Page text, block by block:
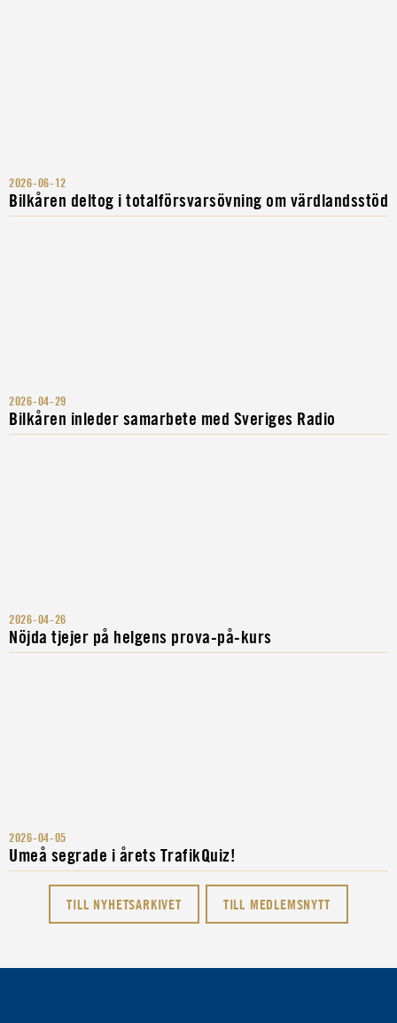
2026-06-12
Bilkåren deltog i totalförsvarsövning om värdlandsstöd
2026-04-29
Bilkåren inleder samarbete med Sveriges Radio
2026-04-26
Nöjda tjejer på helgens prova-på-kurs
2026-04-05
Umeå segrade i årets TrafikQuiz!
TILL NYHETSARKIVET TILL MEDLEMSNYTT